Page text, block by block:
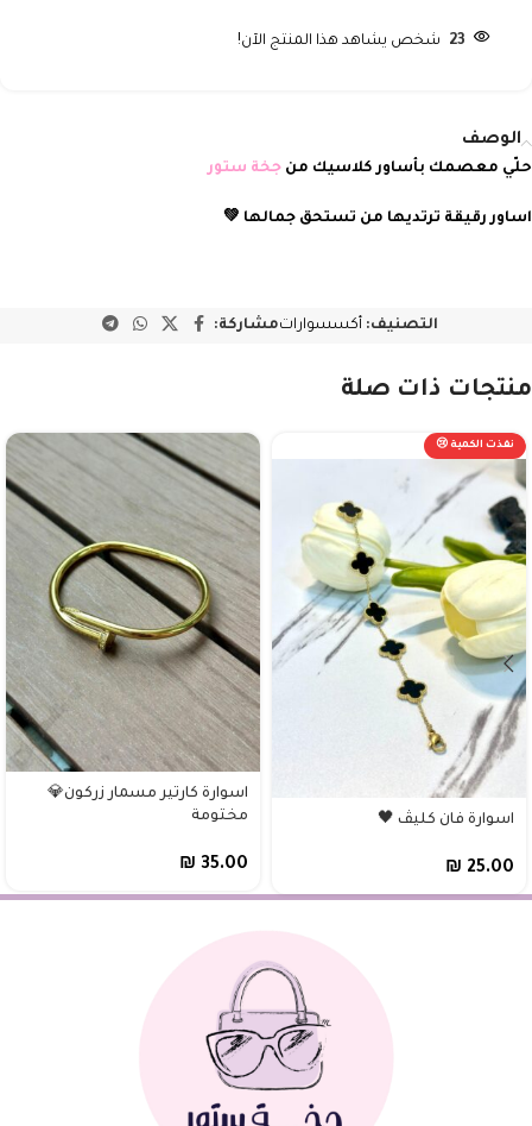
23 شخص يشاهد هذا المنتج الآن!
الوصف
حلّي معصمك بأساور كلاسيك من جخة ستور
اساور رقيقة ترتديها من تستحق جمالها 💚
التصنيف: أكسسواراتمشاركة:
منتجات ذات صلة
نفذت الكمية 😢
اسوارة فان كليڤ 🖤
₪ 25.00
اسوارة كارتير مسمار زركون💎
مختومة
₪ 35.00